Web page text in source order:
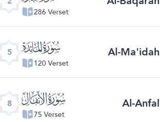
286 Verset
5 ﮑ
120 Verset
Al-Ma'idah
8 ﮔ
75 Verset
Al-Anfal